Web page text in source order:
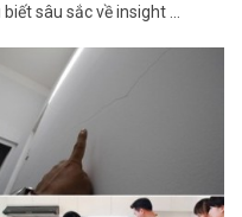
sâu sắc về insight ...